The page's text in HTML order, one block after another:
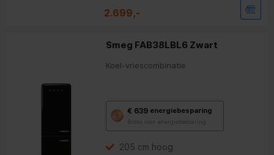
2.699,-
Smeg FAB38LBL6 Zwart
Koel-vriescombinatie
€ 639 energiebesparing
Brons voor energiebesparing
deze
Youreko’s
205 cm hoog